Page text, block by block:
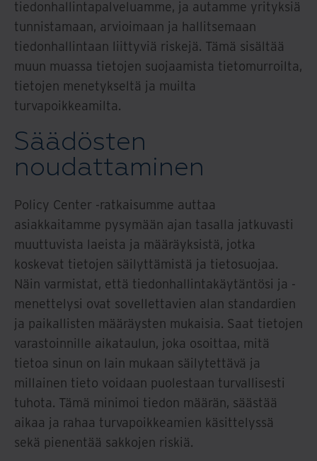
tiedonhallintapalveluamme, ja autamme yrityksiä
tunnistamaan, arvioimaan ja hallitsemaan
tiedonhallintaan liittyviä riskejä. Tämä sisältää
muun muassa tietojen suojaamista tietomurroilta,
tietojen menetykseltä ja muilta
turvapoikkeamilta.
Säädösten
noudattaminen
Policy Center -ratkaisumme auttaa
asiakkaitamme pysymään ajan tasalla jatkuvasti
muuttuvista laeista ja määräyksistä, jotka
koskevat tietojen säilyttämistä ja tietosuojaa.
Näin varmistat, että tiedonhallintakäytäntösi ja -
menettelysi ovat sovellettavien alan standardien
ja paikallisten määräysten mukaisia. Saat tietojen
varastoinnille aikataulun, joka osoittaa, mitä
tietoa sinun on lain mukaan säilytettävä ja
millainen tieto voidaan puolestaan turvallisesti
tuhota. Tämä minimoi tiedon määrän, säästää
aikaa ja rahaa turvapoikkeamien käsittelyssä
sekä pienentää sakkojen riskiä.